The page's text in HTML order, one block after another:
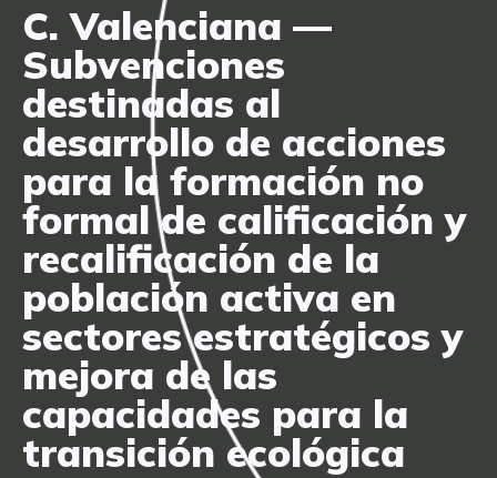
C. Valenciana —
Subvenciones
destinadas al
desarrollo de acciones
para la formación no
formal de calificación y
recalificación de la
población activa en
sectores estratégicos y
mejora de las
capacidades para la
transición ecológica